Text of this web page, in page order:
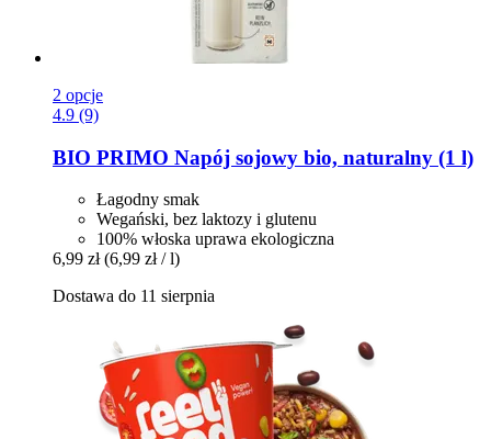
2 opcje
4.9 (9)
BIO PRIMO Napój sojowy bio, naturalny (1 l)
Łagodny smak
Wegański, bez laktozy i glutenu
100% włoska uprawa ekologiczna
6,99 zł (6,99 zł / l)
Dostawa do 11 sierpnia